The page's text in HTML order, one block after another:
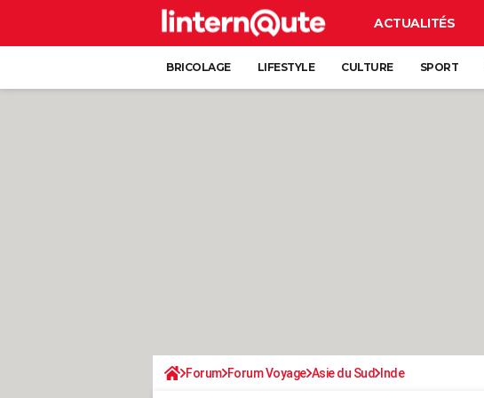
ACTUALITÉS
BRICOLAGE LIFESTYLE CULTURE SPORT
Forum Forum Voyage Asie du Sud Inde